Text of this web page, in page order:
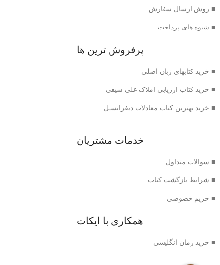
■ روش ارسال سفارش
■ شیوه های پرداخت
پرفروش ترین ها
■ خرید کتابهای زبان اصلی
■ خرید کتاب ارزیابی املاک علی سیفی
■ خرید بهترین کتاب معادلات دیفرانسیل
خدمات مشتریان
■ سوالات متداول
■ شرایط بازگشت کتاب
■ حریم خصوصی
همکاری با ایکات
■ خرید رمان انگلیسی